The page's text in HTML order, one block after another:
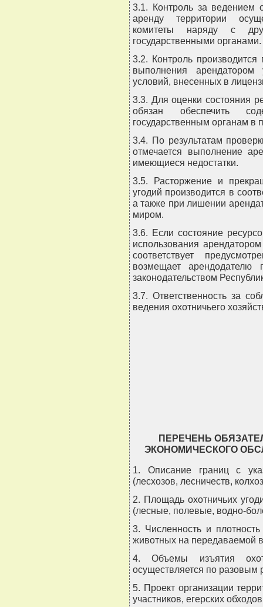
3.1. Контроль за ведением
аренду территории
комитеты наряду с
государственными органами.
3.2. Контроль
выполнения
условий, внесенных в
3.3. Для оценки состояния
обязан обеспечить
государственным органам в
3.4. По результатам
отмечается выполнение
имеющиеся недостатки.
3.5. Расторжение и
угодий производится в
а также при лишении
миром.
3.6. Если состояние
использования
соответствует
возмещает арендодателю
законодательством
3.7. Ответственность за
ведения охотничьего
ПЕРЕЧЕНЬ
ЭКОНОМИЧЕСКОГО
1. Описание границ с
(лесхозов, лесничеств,
2. Площадь охотничьих
(лесные, полевые, водно-
3. Численность и
животных на передаваемой
4. Объемы изъятия
осуществляется по разовым
5. Проект организации
участников, егерских